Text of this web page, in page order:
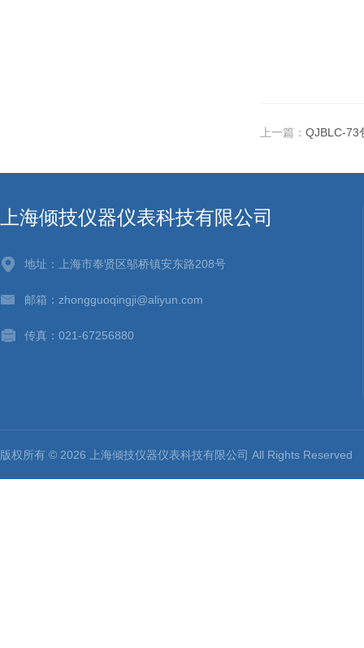
上一篇： QJBLC-73
上海倾技仪器仪表科技有限公司
地址：上海市奉贤区邬桥镇安东路208号
邮箱：zhongguoqingji@aliyun.com
传真：021-67256880
版权所有 © 2026 上海倾技仪器仪表科技有限公司 All Rights